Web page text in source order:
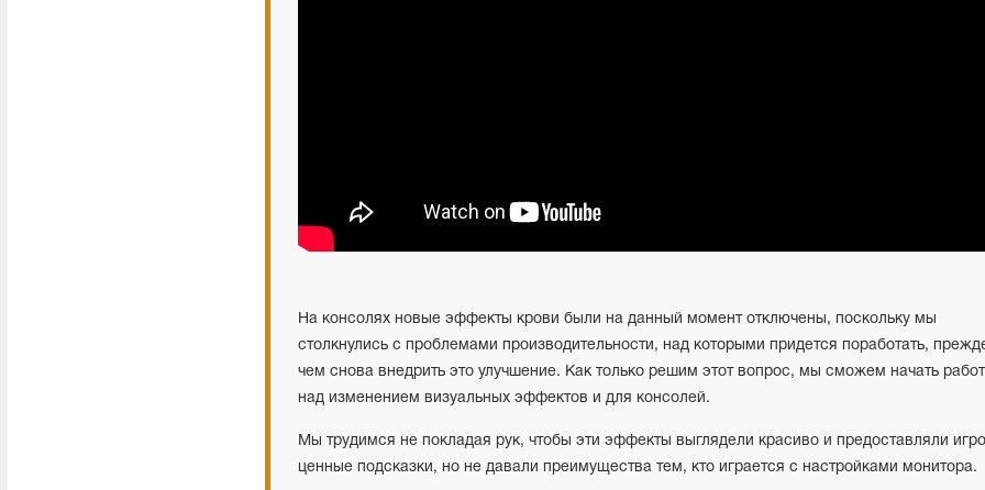
На консолях новые эффекты крови были на данный момент отключены, поскольку мы
столкнулись с проблемами производительности, над которыми придется поработать,
чем снова внедрить это улучшение. Как только решим этот вопрос, мы сможем начать
над изменением визуальных эффектов и для консолей.
Мы трудимся не покладая рук, чтобы эти эффекты выглядели красиво и предоставляли
ценные подсказки, но не давали преимущества тем, кто играется с настройками монитора.